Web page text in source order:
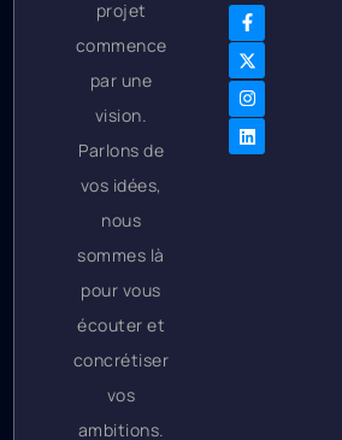
projet
commence
par une
vision.
Parlons de
vos idées,
nous
sommes là
pour vous
écouter et
concrétiser
vos
ambitions.